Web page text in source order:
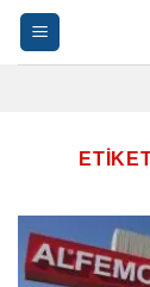
İçeriğe
atla